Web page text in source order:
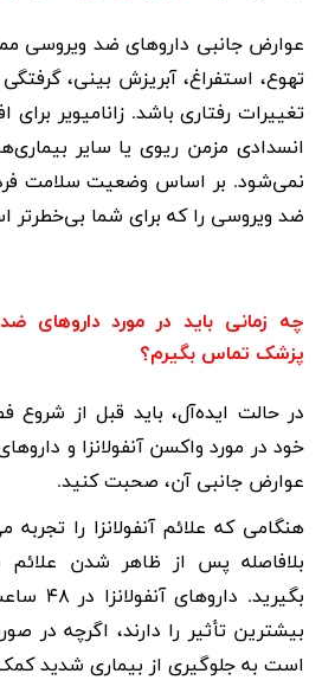
عوارض جانبی داروهای ضد ویروسی
تهوع، استفراغ، آبریزش بینی،
تغییرات رفتاری باشد. زانامیویر برای
انسدادی مزمن ریوی یا سایر
نمی‌شود. بر اساس وضعیت سلامت
ضد ویروسی را که برای شما بی‌خطرتر
چه زمانی باید در مورد داروهای ضد
پزشک تماس بگیرم؟
در حالت ایده‌آل، باید قبل از شروع
خود در مورد واکسن آنفولانزا و
عوارض جانبی آن، صحبت کنید.
هنگامی که علائم آنفولانزا را
بلافاصله پس از ظاهر شدن
بگیرید. داروهای آنفولانزا در۴۸
بیشترین تأثیر را دارند، اگرچه در
است به جلوگیری از بیماری شدید